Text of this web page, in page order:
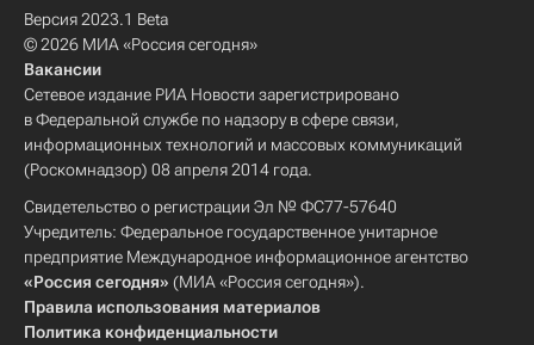
Версия 2023.1 Beta
© 2026 МИА «Россия сегодня»
Вакансии
Сетевое издание РИА Новости зарегистрировано
в Федеральной службе по надзору в сфере связи,
информационных технологий и массовых коммуникаций
(Роскомнадзор) 08 апреля 2014 года.
Свидетельство о регистрации Эл № ФС77-57640
Учредитель: Федеральное государственное унитарное
предприятие Международное информационное агентство
«Россия сегодня» (МИА «Россия сегодня»).
Правила использования материалов
Политика конфиденциальности